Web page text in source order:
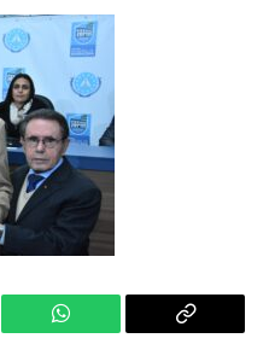
WhatsApp
Copiar